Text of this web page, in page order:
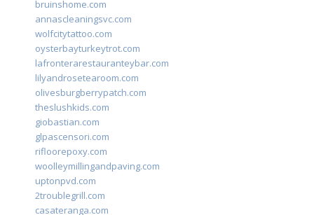
bruinshome.com
annascleaningsvc.com
wolfcitytattoo.com
oysterbayturkeytrot.com
lafronterarestauranteybar.com
lilyandrosetearoom.com
olivesburgberrypatch.com
theslushkids.com
giobastian.com
glpascensori.com
rifloorepoxy.com
woolleymillingandpaving.com
uptonpvd.com
2troublegrill.com
casateranga.com